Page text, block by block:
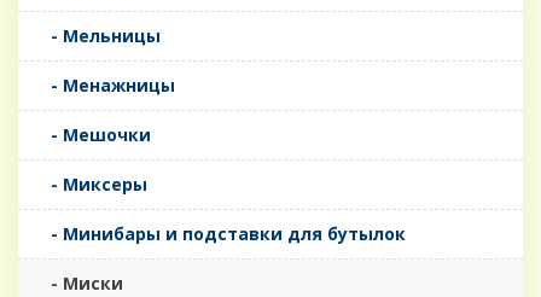
- Мельницы
- Менажницы
- Мешочки
- Миксеры
- Минибары и подставки для бутылок
- Миски